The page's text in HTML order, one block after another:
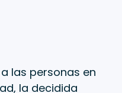
las personas en
la decidida